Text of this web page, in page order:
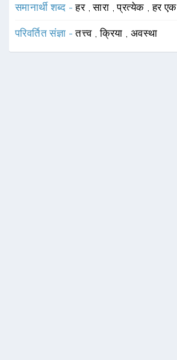
समानार्थी शब्द -हर ,सारा ,प्रत्येक ,हर एक
परिवर्तित संज्ञा -तत्त्व ,क्रिया अवस्था